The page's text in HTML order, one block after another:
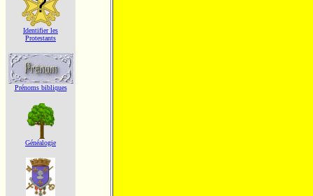
Identifier les
Protestants
Prénoms bibliques
Généalogie